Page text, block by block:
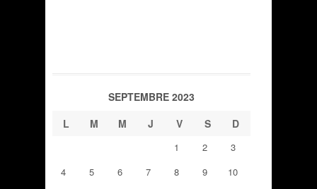
SEPTEMBRE 2023
L
M M J V S D
1 2
3
4
5 6 7 8 9
10